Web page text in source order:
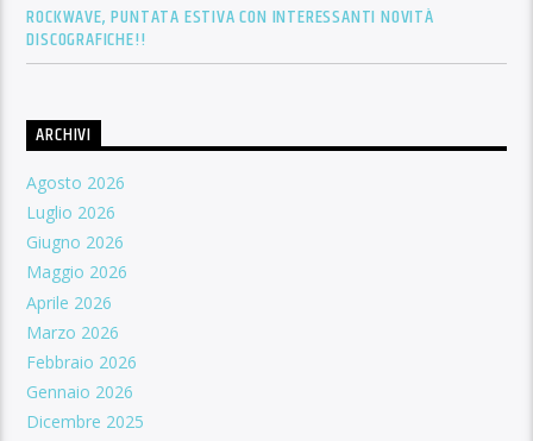
ROCKWAVE, PUNTATA ESTIVA CON INTERESSANTI NOVITÀ
DISCOGRAFICHE!!
ARCHIVI
Agosto 2026
Luglio 2026
Giugno 2026
Maggio 2026
Aprile 2026
Marzo 2026
Febbraio 2026
Gennaio 2026
Dicembre 2025